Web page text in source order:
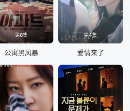
第8集
公寓黑风暴
第4集
爱情来了